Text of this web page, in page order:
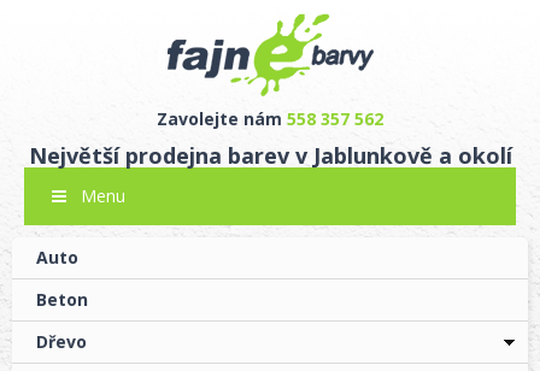
Zavolejte nám 558 357 562
Největší prodejna barev v Jablunkově a okolí
Menu
Auto
Beton
Dřevo